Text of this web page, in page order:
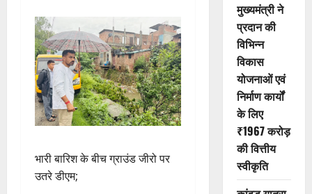
भारी बारिश के बीच ग्राउंड जीरो पर
उतरे डीएम;
मुख्यमंत्री ने
प्रदान की
विभिन्न
विकास
योजनाओं एवं
निर्माण कार्यों
के लिए
₹1967 करोड़
की वित्तीय
स्वीकृति